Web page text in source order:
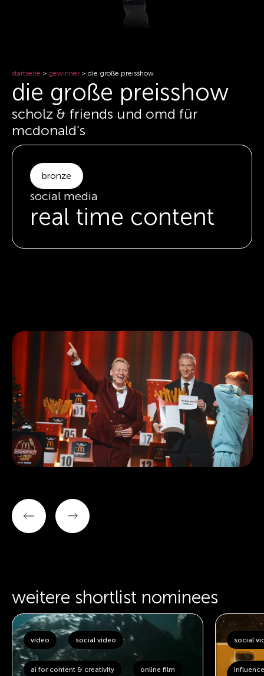
startseite > gewinner> die große preisshow
die große preisshow
scholz & friends und omd für
mcdonald’s
bronze
social media
real time content
weitere shortlist nominees
video social video
ai for content & creativity online film
social